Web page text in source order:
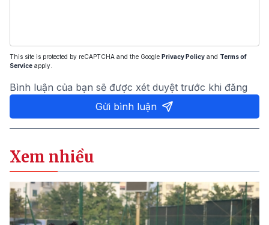
This site is protected by reCAPTCHA and the Google Privacy Policy and Terms of
Service apply.
Bình luận của bạn sẽ được xét duyệt trước khi đăng
Gửi bình luận
Xem nhiều